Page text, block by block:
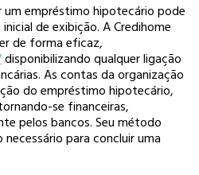
um empréstimo hipotecário pode
de exibição. A Credihome
de forma eficaz,
disponibilizando qualquer ligação
As contas da organização
do empréstimo hipotecário,
se financeiras,
pelos bancos. Seu método
para concluir uma